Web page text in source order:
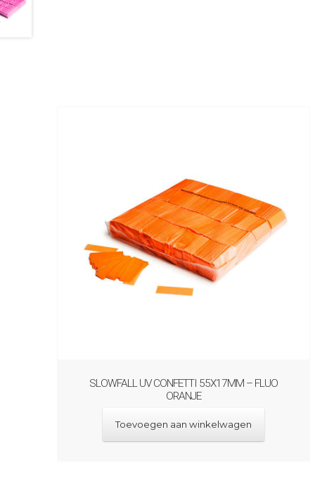
SLOWFALL UV CONFETTI 55X17MM – FLUO
ORANJE
Toevoegen aan winkelwagen